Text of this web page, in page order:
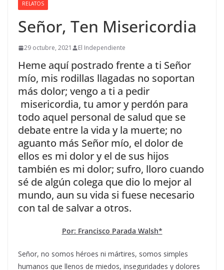
RELATOS
Señor, Ten Misericordia
29 octubre, 2021 El Independiente
Heme aquí postrado frente a ti Señor
mío, mis rodillas llagadas no soportan
más dolor; vengo a ti a pedir
misericordia, tu amor y perdón para
todo aquel personal de salud que se
debate entre la vida y la muerte; no
aguanto más Señor mío, el dolor de
ellos es mi dolor y el de sus hijos
también es mi dolor; sufro, lloro cuando
sé de algún colega que dio lo mejor al
mundo, aun su vida si fuese necesario
con tal de salvar a otros.
Por: Francisco Parada Walsh*
Señor, no somos héroes ni mártires, somos simples
humanos que llenos de miedos, inseguridades y dolores